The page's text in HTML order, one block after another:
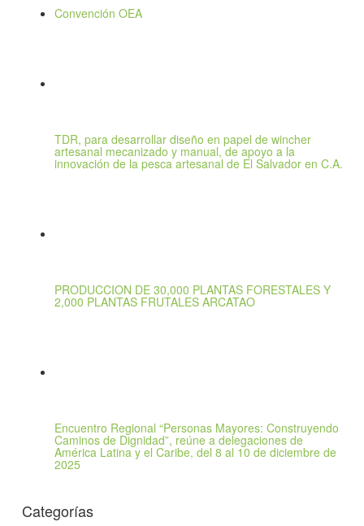
Convención OEA
TDR, para desarrollar diseño en papel de wincher
artesanal mecanizado y manual, de apoyo a la
innovación de la pesca artesanal de El Salvador en C.A.
PRODUCCION DE 30,000 PLANTAS FORESTALES Y
2,000 PLANTAS FRUTALES ARCATAO
Encuentro Regional “Personas Mayores: Construyendo
Caminos de Dignidad”, reúne a delegaciones de
América Latina y el Caribe, del 8 al 10 de diciembre de
2025
Categorías